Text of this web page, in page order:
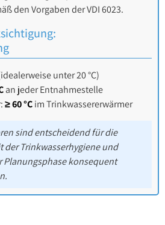
den Vorgaben der VDI 6023.
unter 20 °C)
an jeder Entnahmestelle
≥ 60 °Cim Trinkwassererwärmer
sind entscheidend für die
der Trinkwasserhygiene und
Planungsphase konsequent